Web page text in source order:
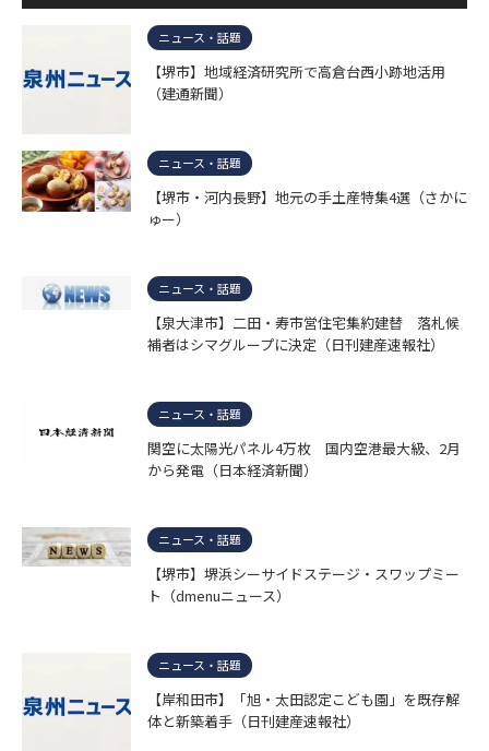
ニュース・話題
【堺市】地域経済研究所で高倉台西小跡地活用
（建通新聞）
ニュース・話題
【堺市・河内長野】地元の手土産特集4選（さかに
ゅー）
ニュース・話題
【泉大津市】二田・寿市営住宅集約建替 落札候
補者はシマグループに決定（日刊建産速報社）
ニュース・話題
関空に太陽光パネル4万枚 国内空港最大級、2月
から発電（日本経済新聞）
ニュース・話題
【堺市】堺浜シーサイドステージ・スワップミー
ト（dmenuニュース）
ニュース・話題
【岸和田市】「旭・太田認定こども園」を既存解
体と新築着手（日刊建産速報社）